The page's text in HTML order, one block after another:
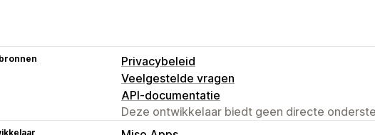
Privacybeleid
Veelgestelde vragen
API-documentatie
Deze ontwikkelaar biedt geen directe